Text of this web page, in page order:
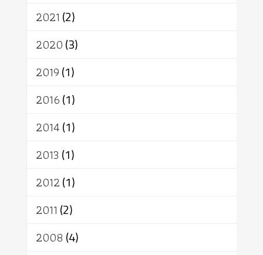
อัตถะ
เทวดา
2021 (2)
2020(3)
2019(1)
2016(1)
2014(1)
2013 (1)
2012(1)
2011 (2)
2008 (4)